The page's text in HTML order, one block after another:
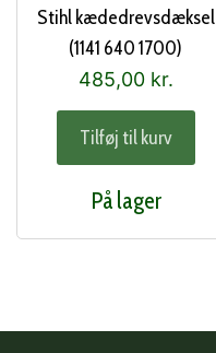
Stihl kædedrevsdæksel
(1141 640 1700)
485,00 kr.
Tilføj til kurv
På lager